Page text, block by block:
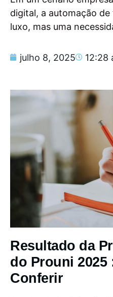
digital, a automação
luxo, mas uma
julho 8, 2025 12:28
Resultado da
do Prouni 2025
Conferir